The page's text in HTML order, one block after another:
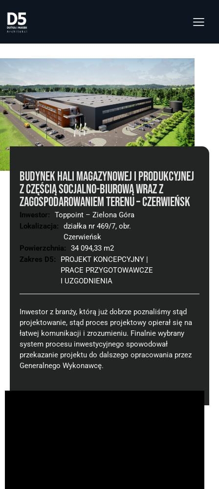
BUDYNEK HALI MAGAZYNOWEJ I PRODUKCYJNEJ
Z CZĘŚCIĄ SOCJALNO-BIUROWĄ WRAZ Z
ZAGOSPODAROWANIEM TERENU – CZERWIEŃSK
Inwestor:
Toppoint – Zielona Góra
Lokalizacja:
działka nr 469/7, obr.
Czerwieńsk
Powierzchnia:
34 094,33 m2
Zakres D5:
PROJEKT KONCEPCYJNY |
PRACE PRZYGOTOWAWCZE
I UZGODNIENIA
Inwestor z branży, którą już dobrze poznaliśmy stąd
projektowanie, stąd proces projektowy opierał się na
łatwej komunikacji i zrozumieniu. Finalnie wybrany
system procesu inwestycyjnego spowodował
przekazanie projektu do dalszego opracowania przez
Generalnego Wykonawcę.